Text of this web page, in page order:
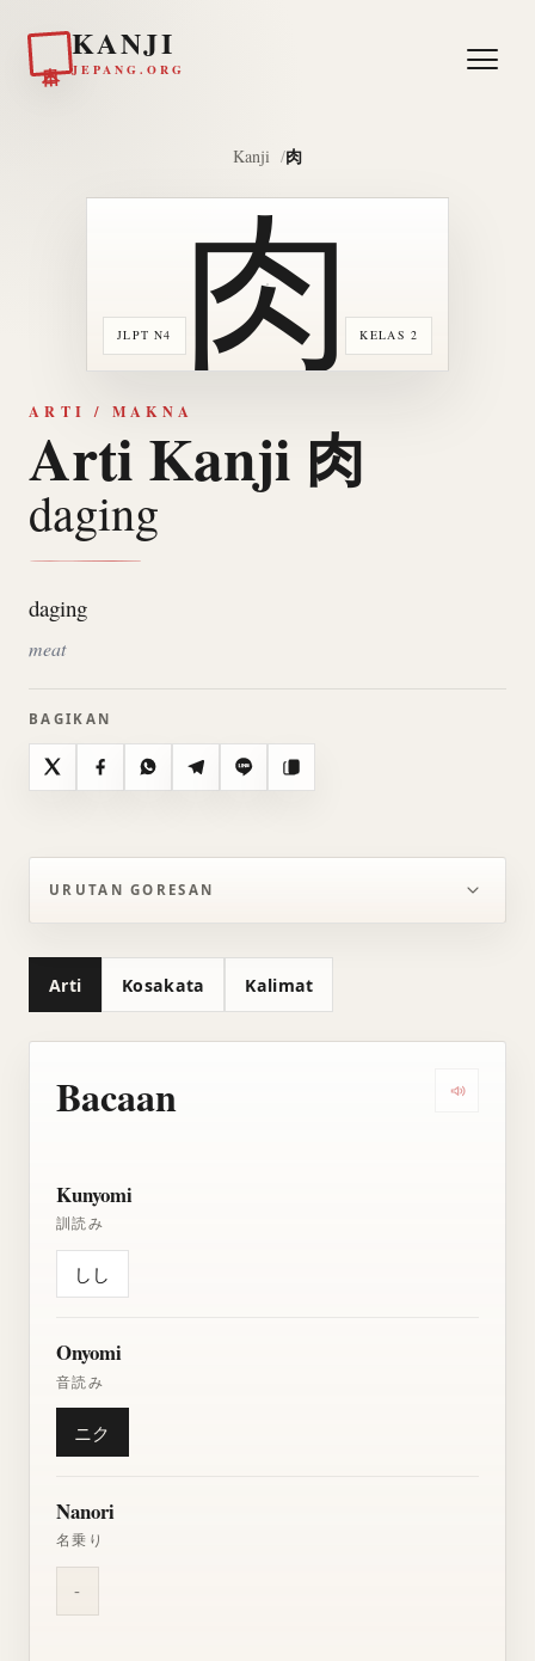
KANJI
JEPANG.ORG
Kanji 肉
JLPT N4 KELAS 2
肉
ARTI / MAKNA
Arti Kanji 肉
daging
daging
meat
BAGIKAN
X FacebookWhatsAppTelegramLine Salin
URUTAN GORESAN
Arti Kosakata Kalimat
Bacaan
Kunyomi
訓読み
しし
Onyomi
音読み
ニク
Nanori
名乗り
-